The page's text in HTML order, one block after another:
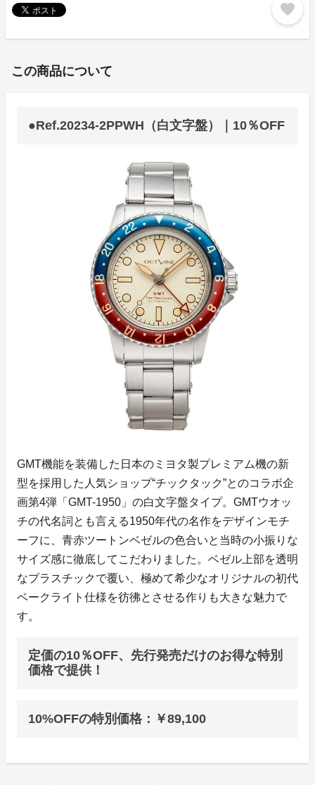
favorite
この商品について
●Ref.20234-2PPWH（白文字盤）｜10％OFF
GMT機能を装備した日本のミヨタ製プレミアム機の新
型を採用した人気ショップ“チックタック”とのコラボ企
画第4弾「GMT-1950」の白文字盤タイプ。GMTウオッ
チの代名詞とも言える1950年代の名作をデザインモチ
ーフに、青赤ツートンベゼルの色合いと当時の小振りな
サイズ感に徹底してこだわりました。ベゼル上部を透明
なプラスチックで覆い、極めて希少なオリジナルの初代
ベークライト仕様を彷彿とさせる作りも大きな魅力で
す。
定価の10％OFF、先行発売だけのお得な特別
価格で提供！
10%OFFの特別価格：￥89,100